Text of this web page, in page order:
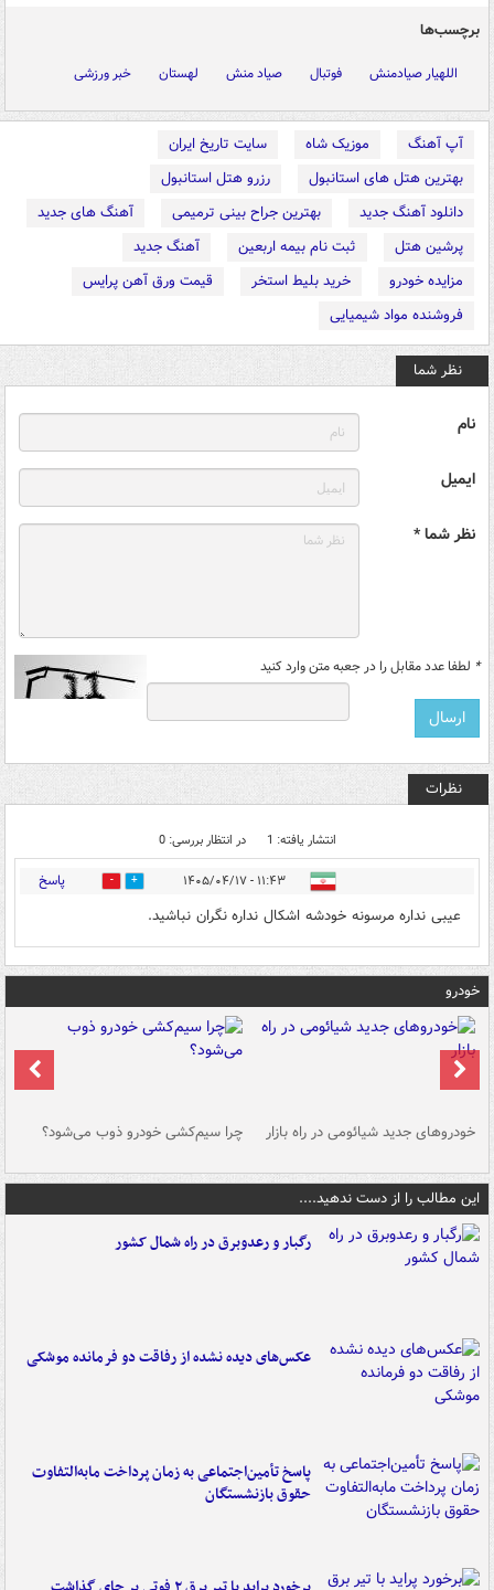
برچسب‌ها
اللهیار صیادمنش فوتبال صیاد منش لهستان خبر ورزشی
آپ آهنگ موزیک شاه
سایت تاریخ ایران
بهترین هتل های استانبول
رزرو هتل استانبول
دانلود آهنگ جدید
بهترین جراح بینی ترمیمی
آهنگ های جدید
پرشین هتل
ثبت نام بیمه اربعین
آهنگ جدید
مزایده خودرو
خرید بلیط استخر
قیمت ورق آهن پرایس
فروشنده مواد شیمیایی
نظر شما
نام
ایمیل
نظر شما *
* لطفا عدد مقابل را در جعبه متن وارد کنید
نظرات
انتشار یافته: 1 در انتظار بررسی: 0
۱۱:۴۳ - ۱۴۰۵/۰۴/۱۷ 0 پاسخ
عیبی نداره مرسونه خودشه اشکال نداره نگران نباشید.
خودرو
خودروهای جدید شیائومی در راه بازار چرا سیم‌کشی خودرو ذوب می‌شود؟
این مطالب را از دست ندهید....
رگبار و رعدوبرق در راه شمال کشور
عکس‌های دیده نشده از رفاقت دو فرمانده‌ موشکی
پاسخ تأمین‌اجتماعی به زمان پرداخت مابه‌التفاوت
حقوق بازنشستگان